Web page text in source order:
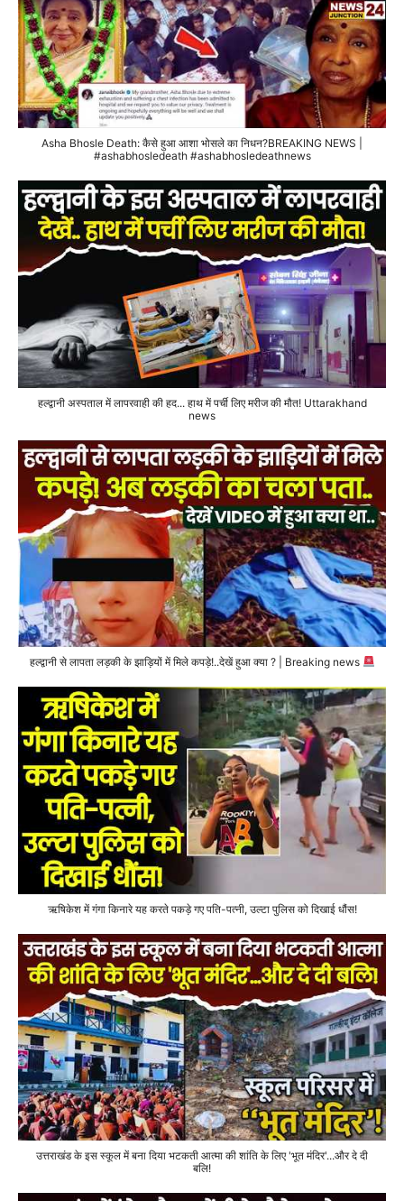
Asha Bhosle Death: कैसे हुआ आशा भोसले का निधन?BREAKING NEWS |
#ashabhosledeath #ashabhosledeathnews
हल्द्वानी अस्पताल में लापरवाही की हद... हाथ में पर्ची लिए मरीज की मौत! Uttarakhand
news
हल्द्वानी से लापता लड़की के झाड़ियों में मिले कपड़े!..देखें हुआ क्या ? | Breaking news
ऋषिकेश में गंगा किनारे यह करते पकड़े गए पति-पत्नी, उल्टा पुलिस को दिखाई धौंस!
उत्तराखंड के इस स्कूल में बना दिया भटकती आत्मा की शांति के लिए 'भूत मंदिर'...और दे दी
बलि!